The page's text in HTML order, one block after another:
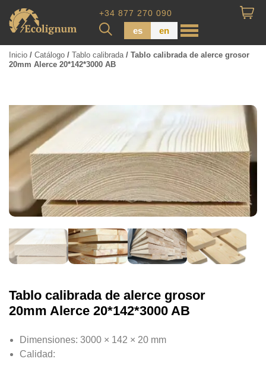
+34 877 270 090
es en
Tabla de piso
Tableros de Madera
Tablo calibrada
Inicio / Catálogo / Tablo calibrada/ Tablo calibrada de alerce grosor
20mm Alerce 20*142*3000 AB
Tablo calibrada de alerce grosor
20mm Alerce 20*142*3000 AB
Dimensiones: 3000 × 142 × 20 mm
Calidad: